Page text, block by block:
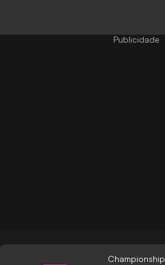
Championship